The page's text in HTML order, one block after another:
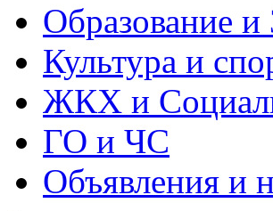
Образование и
Культура и
ЖКХ и
ГО и ЧС
Объявления и